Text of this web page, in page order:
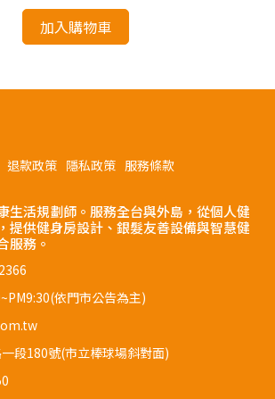
加入購物車
退款政策 隱私政策 服務條款
生活規劃師。服務全台與外島，從個人健
提供健身房設計、銀髮友善設備與智慧健
服務。
依門市公告為主)
段180號(市立棒球場斜對面)